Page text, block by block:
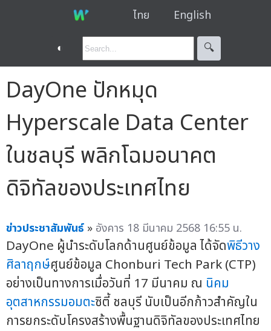
ไทย English
◐ 🔍︎
DayOne ปักหมุด
Hyperscale Data Center
ในชลบุรี พลิกโฉมอนาคต
ดิจิทัลของประเทศไทย
ข่าวประชาสัมพันธ์ » อังคาร 18 มีนาคม 2568 16:55 น.
DayOne ผู้นำระดับโลกด้านศูนย์ข้อมูล ได้จัดพิธีวาง
ศิลาฤกษ์ศูนย์ข้อมูล Chonburi Tech Park (CTP)
อย่างเป็นทางการเมื่อวันที่ 17 มีนาคม ณ นิคม
อุตสาหกรรมอมตะซิตี้ ชลบุรี นับเป็นอีกก้าวสำคัญใน
การยกระดับโครงสร้างพื้นฐานดิจิทัลของประเทศไทย